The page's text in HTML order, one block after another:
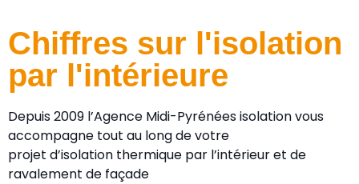
Chiffres sur l'isolation
par l'intérieure
Depuis 2009 l’Agence Midi-Pyrénées isolation vous
accompagne tout au long de votre
projet d’isolation thermique par l’intérieur et de
ravalement de façade